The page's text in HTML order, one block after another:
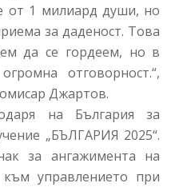
от 1 милиард души, но
за даденост. Това
да се гордеем, но в
отговорност.“,
Джартов.
на България за
„БЪЛГАРИЯ 2025“.
за ангажимента на
управлението при